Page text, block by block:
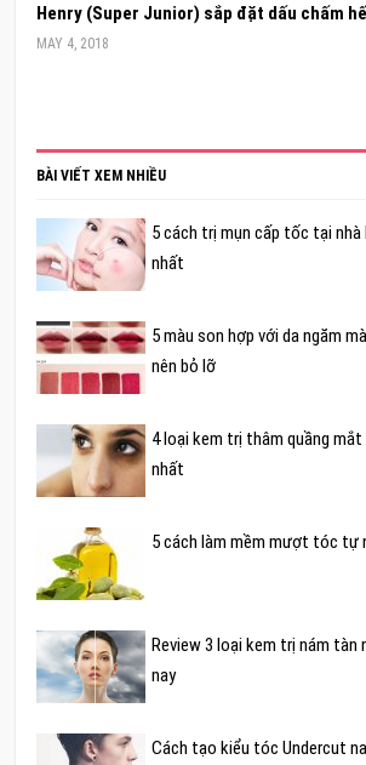
Henry (Super Junior) sắp đặt dấu chấm
MAY 4, 2018
BÀI VIẾT XEM NHIỀU
5 cách trị mụn cấp tốc tại nhà
nhất
5 màu son hợp với da ngăm
nên bỏ lỡ
4 loại kem trị thâm quầng mắt
nhất
5 cách làm mềm mượt tóc tự
Review 3 loại kem trị nám
nay
Cách tạo kiểu tóc Undercut